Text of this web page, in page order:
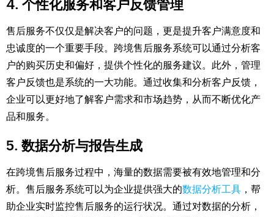
4. 个性化服务和客户反馈管理
售后服务不仅仅是解决客户的问题，更是提升客户满意度和
忠诚度的一个重要手段。跨境售后服务系统可以通过分析客
户的购买历史和偏好，提供个性化的服务建议。此外，管理
客户反馈也是系统的一大功能。通过收集和分析客户反馈，
企业可以更好地了解客户需求和市场趋势，从而不断优化产
品和服务。
5. 数据分析与报告生成
在跨境售后服务过程中，海量的数据需要被有效地管理和分
析。售后服务系统可以为企业提供强大的数据分析工具 ，帮
助企业实时监控售后服务的运行状况。通过对数据的分析，